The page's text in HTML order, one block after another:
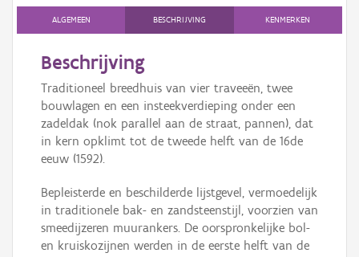
ALGEMEEN BESCHRIJVING KENMERKEN
Beschrijving
Traditioneel breedhuis van vier traveeën, twee
bouwlagen en een insteekverdieping onder een
zadeldak (nok parallel aan de straat, pannen), dat
in kern opklimt tot de tweede helft van de 16de
eeuw (1592).
Bepleisterde en beschilderde lijstgevel, vermoedelijk
in traditionele bak- en zandsteenstijl, voorzien van
smeedijzeren muurankers. De oorspronkelijke bol-
en kruiskozijnen werden in de eerste helft van de